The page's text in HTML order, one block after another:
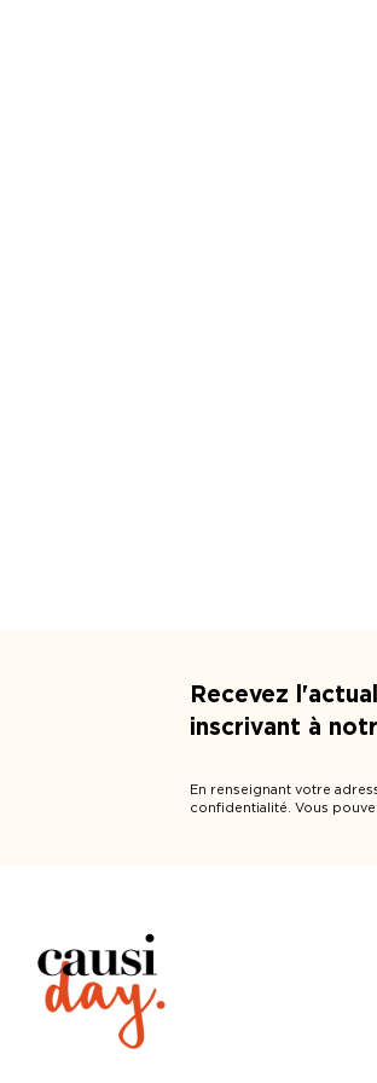
Recevez
inscrivant à
En renseignant votre
confidentialité. Vous